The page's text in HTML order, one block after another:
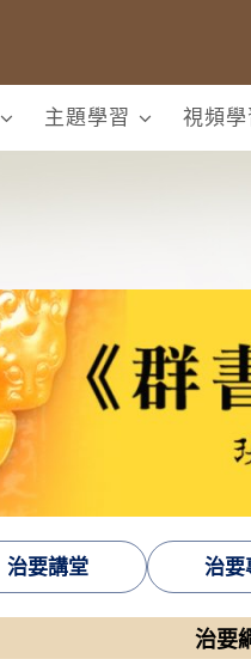
主題學習 視頻學
治要講堂 治要
治要